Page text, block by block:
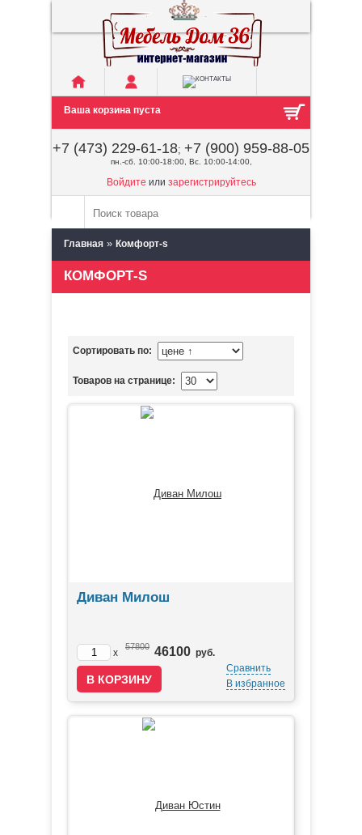
Ваша корзина пуста
+7 (473) 229-61-18; +7 (900) 959-88-05
пн.-сб. 10:00-18:00, Вс. 10:00-14:00,
Войдите или зарегистрируйтесь
Главная » Комфорт-s
КОМФОРТ-S
Сортировать по:
Товаров на странице:
Диван Милош
x
57800 46100 руб.
Сравнить
В избранное